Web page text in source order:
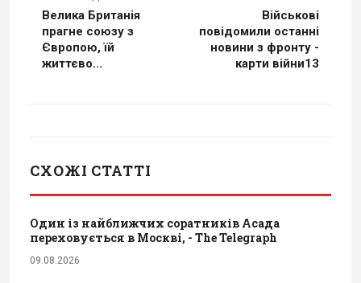
Велика Британія
прагне союзу з
Європою, їй
життєво...
Військові
повідомили останні
новини з фронту -
карти війни13
СХОЖІ СТАТТІ
Один із найближчих соратників Асада
переховується в Москві, - The Telegraph
09.08.2026